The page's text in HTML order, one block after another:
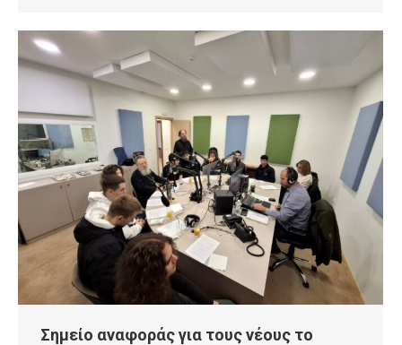
Σημείο αναφοράς για τους νέους το